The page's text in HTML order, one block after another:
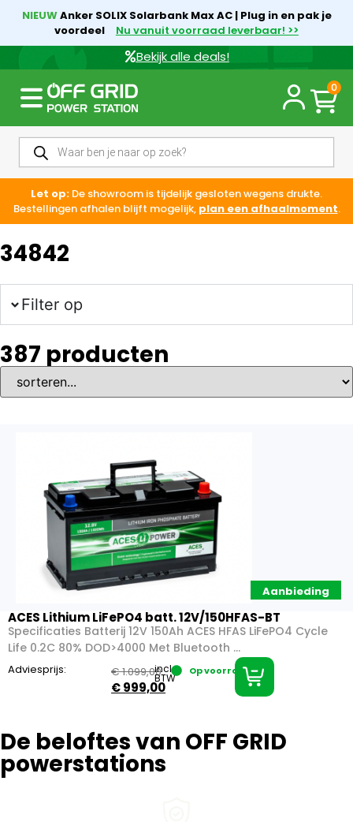
NIEUWAnker SOLIX Solarbank Max AC | Plug in en pak je
voordeel
Nu vanuit voorraad leverbaar! >>
Bekijk alle deals!
0
Let op: De showroom is tijdelijk gesloten wegens drukte.
Bestellingen afhalen blijft mogelijk, plan een afhaalmoment.
34842
Filter op
387 producten
Aanbieding
ACES Lithium LiFePO4 batt. 12V/150HFAS-BT
Specificaties Batterij 12V 150Ah ACES HFAS LiFePO4 Cycle
Life 0.2C 80% DOD>4000 Met Bluetooth ...
Adviesprijs: €1.099,00
€999,00
incl.
BTW
Op voorraad
De beloftes van OFF GRID
powerstations